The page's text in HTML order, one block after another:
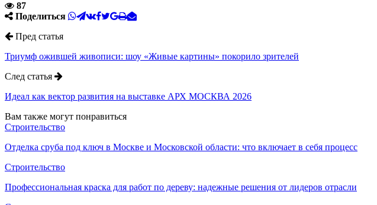
87
Поделиться
Пред статья
Триумф ожившей живописи: шоу «Живые картины» покорило зрителей
След статья
Идеал как вектор развития на выставке АРХ МОСКВА 2026
Вам также могут понравиться
Строительство
Отделка сруба под ключ в Москве и Московской области: что включает в себя процесс
Строительство
Профессиональная краска для работ по дереву: надежные решения от лидеров отрасли